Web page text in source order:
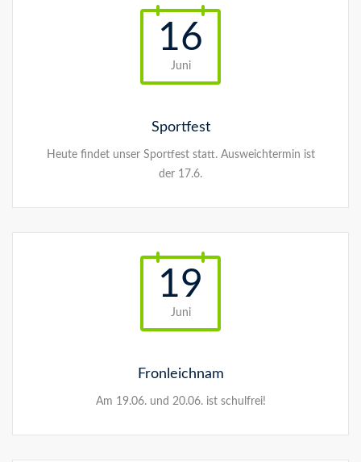
16
Juni
Sportfest
Heute findet unser Sportfest statt. Ausweichtermin ist
der 17.6.
19
Juni
Fronleichnam
Am 19.06. und 20.06. ist schulfrei!